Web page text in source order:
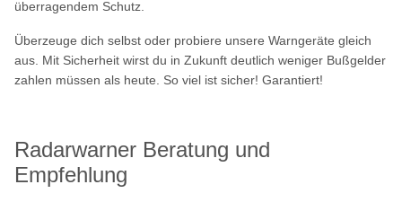
überragendem Schutz.
Überzeuge dich selbst oder probiere unsere Warngeräte gleich
aus. Mit Sicherheit wirst du in Zukunft deutlich weniger Bußgelder
zahlen müssen als heute. So viel ist sicher! Garantiert!
Radarwarner Beratung und
Empfehlung